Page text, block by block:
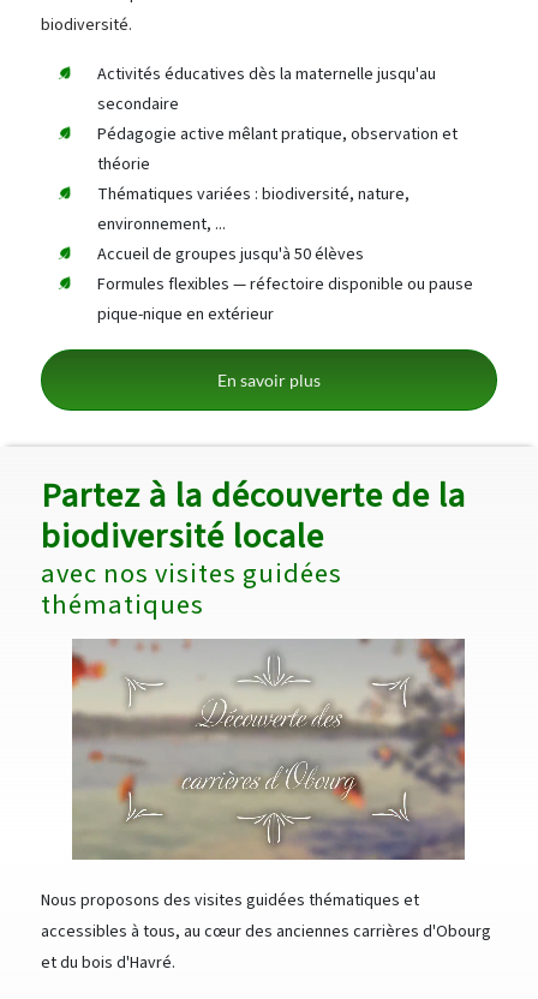
biodiversité.
Activités éducatives dès la maternelle jusqu'au
secondaire
Pédagogie active mêlant pratique, observation et
théorie
Thématiques variées : biodiversité, nature,
environnement, ...
Accueil de groupes jusqu'à 50 élèves
Formules flexibles — réfectoire disponible ou pause
pique-nique en extérieur
En savoir plus
Partez à la découverte de la
biodiversité locale
avec nos visites guidées
thématiques
Nous proposons des visites guidées thématiques et
accessibles à tous, au cœur des anciennes carrières d'Obourg
et du bois d'Havré.